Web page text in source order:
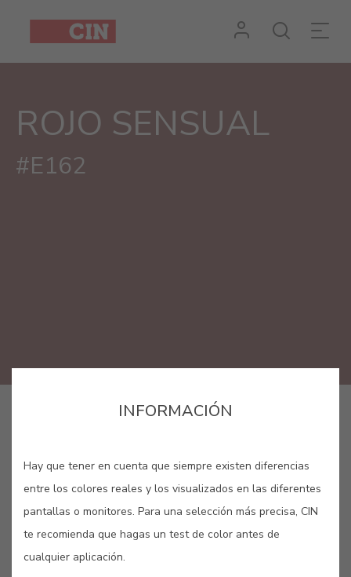
ROJO SENSUAL
#E162
LANG_CINAPP_BUY_ONLINE
INFORMACIÓN
Hay que tener en cuenta que siempre existen diferencias
entre los colores reales y los visualizados en las diferentes
pantallas o monitores. Para una selección más precisa, CIN
te recomienda que hagas un test de color antes de
cualquier aplicación.